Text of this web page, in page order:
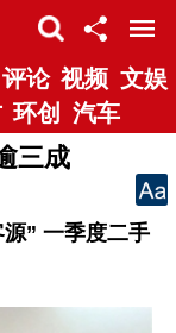
评论 视频 文娱
环创 汽车
三成
” 一季度二手